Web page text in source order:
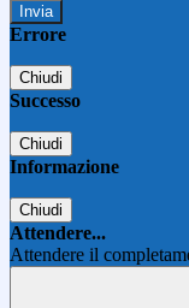
Errore
Chiudi
Successo
Chiudi
Informazione
Chiudi
Attendere...
Attendere il